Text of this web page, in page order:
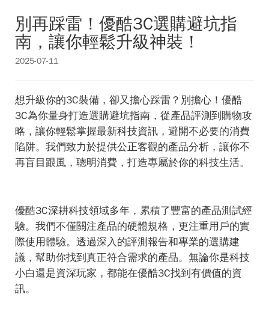
別再踩雷！優酷3C選購避坑指
南，讓你輕鬆升級神裝！
2025-07-11
想升級你的3C裝備，卻又擔心踩雷？別擔心！優酷
3C為你量身打造選購避坑指南，從產品評測到購物攻
略，讓你輕鬆掌握最新科技資訊，避開不必要的消費
陷阱。我們致力於提供公正客觀的產品分析，讓你不
再盲目跟風，聰明消費，打造專屬於你的科技生活。
優酷3C深耕科技領域多年，累積了豐富的產品測試經
驗。我們不僅關注產品的硬體規格，更注重用戶的實
際使用體驗。透過深入的評測報告和專業的選購建
議，幫助你找到真正符合需求的產品。無論你是科技
小白還是資深玩家，都能在優酷3C找到有價值的資
訊。